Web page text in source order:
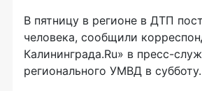
В пятницу в регионе в ДТП
человека, сообщили
Калининграда.Ru» в пресс-
регионального УМВД в субботу.